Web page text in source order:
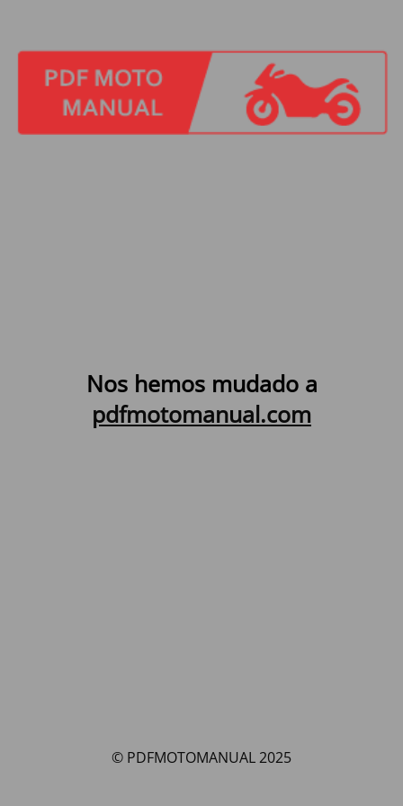
Nos hemos mudado a
pdfmotomanual.com
© PDFMOTOMANUAL 2025